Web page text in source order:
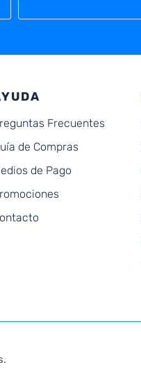
Frecuentes
de Compras
de Pago